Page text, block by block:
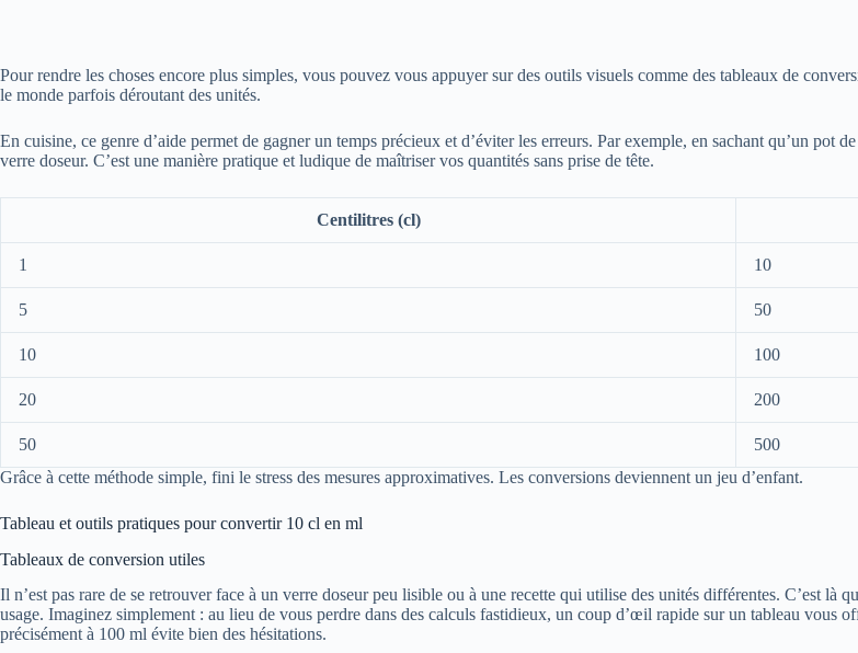
Pour rendre les choses encore plus simples, vous pouvez vous appuyer sur des outils visuels comme des tableaux de
le monde parfois déroutant des unités.
En cuisine, ce genre d’aide permet de gagner un temps précieux et d’éviter les erreurs. Par exemple, en sachant qu’un
verre doseur. C’est une manière pratique et ludique de maîtriser vos quantités sans prise de tête.
Centilitres (cl)
1 10
5 50
10 100
20 200
50
500
Grâce à cette méthode simple, fini le stress des mesures approximatives. Les conversions deviennent un jeu d’enfant.
Tableau et outils pratiques pour convertir 10 cl en ml
Tableaux de conversion utiles
Il n’est pas rare de se retrouver face à un verre doseur peu lisible ou à une recette qui utilise des unités différentes. C’est là
usage. Imaginez simplement : au lieu de vous perdre dans des calculs fastidieux, un coup d’œil rapide sur un tableau vous
précisément à 100 ml évite bien des hésitations.